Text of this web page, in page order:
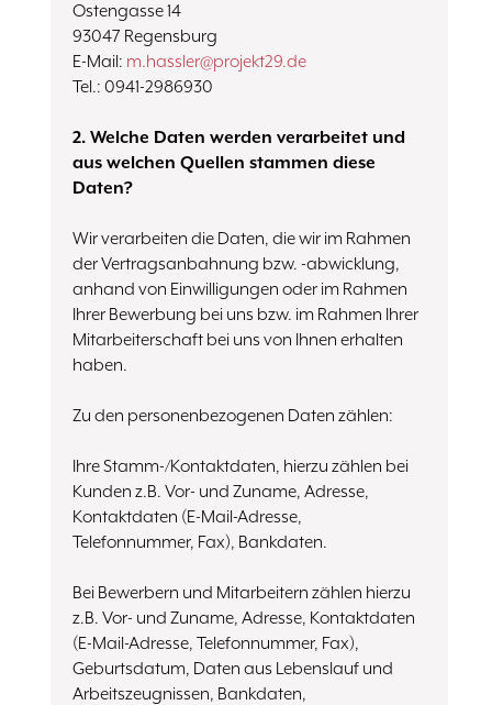
Ostengasse 14
93047 Regensburg
E-Mail: m.hassler@projekt29.de
Tel.: 0941-2986930
2. Welche Daten werden verarbeitet und
aus welchen Quellen stammen diese
Daten?
Wir verarbeiten die Daten, die wir im Rahmen
der Vertragsanbahnung bzw. -abwicklung,
anhand von Einwilligungen oder im Rahmen
Ihrer Bewerbung bei uns bzw. im Rahmen Ihrer
Mitarbeiterschaft bei uns von Ihnen erhalten
haben.
Zu den personenbezogenen Daten zählen:
Ihre Stamm-/Kontaktdaten, hierzu zählen bei
Kunden z.B. Vor- und Zuname, Adresse,
Kontaktdaten (E-Mail-Adresse,
Telefonnummer, Fax), Bankdaten.
Bei Bewerbern und Mitarbeitern zählen hierzu
z.B. Vor- und Zuname, Adresse, Kontaktdaten
(E-Mail-Adresse, Telefonnummer, Fax),
Geburtsdatum, Daten aus Lebenslauf und
Arbeitszeugnissen, Bankdaten,